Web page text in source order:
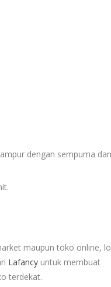
dengan sempurna
maupun toko online,
Lafancy untuk membuat
terdekat.